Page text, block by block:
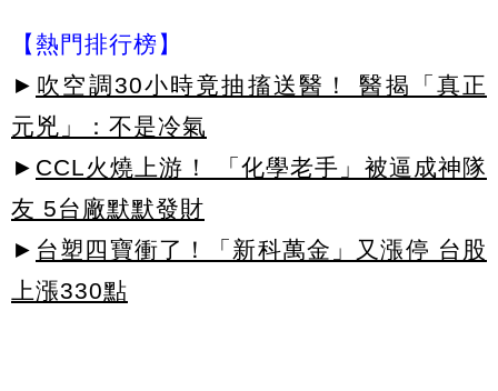
【熱門排行榜】
► 吹空調30小時竟抽搐送醫！ 醫揭「真正
元兇」：不是冷氣
► CCL火燒上游！ 「化學老手」被逼成神隊
友 5台廠默默發財
► 台塑四寶衝了！「新科萬金」又漲停 台股
上漲330點